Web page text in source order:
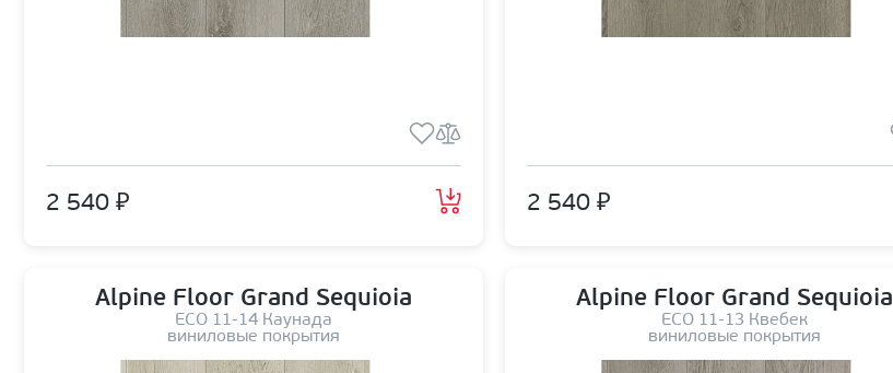
2 540 ₽ 2 540 ₽
Alpine Floor Grand Sequioia
ЕСО 11-14 Каунада
виниловые покрытия
Alpine Floor Grand Sequioia
ЕСО 11-13 Квебек
виниловые покрытия